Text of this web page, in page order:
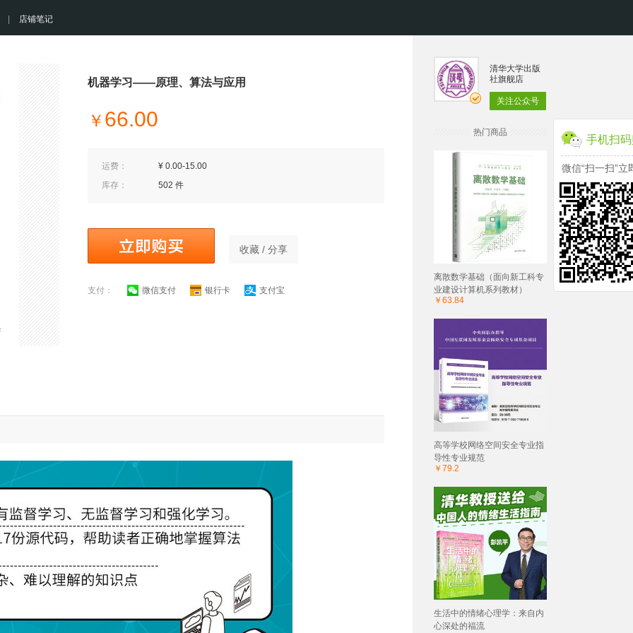
店铺笔记
机器学习——原理、算法与应用
￥ 66.00
运费：
¥ 0.00-15.00
库存：
502 件
收藏 / 分享
支付： 微信支付 银行卡 支付宝
清华大学出版
社旗舰店
关注公众号
热门商品
离散数学基础（面向新工科专
业建设计算机系列教材）
￥63.84
高等学校网络空间安全专业指
导性专业规范
￥79.2
生活中的情绪心理学：来自内
心深处的福流
手机扫
微信“扫一扫”立